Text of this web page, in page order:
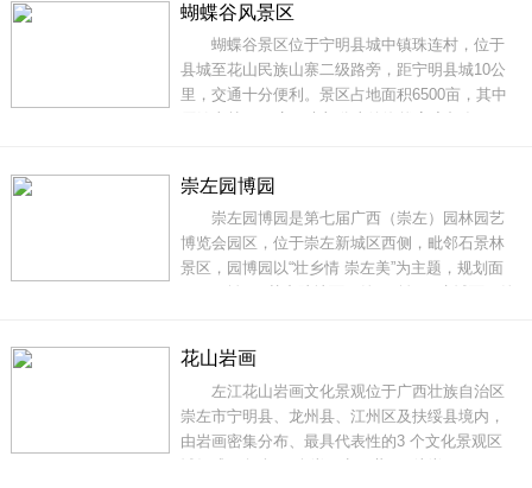
大拇指高高翘起。从侧面看，它上小下大，像一
方巨大的有把的官印。再走近些看，可以看清官
印印
蝴蝶谷风景区
蝴蝶谷景区位于宁明县城中镇珠连村，位于
县城至花山民族山寨二级路旁，距宁明县城10公
里，交通十分便利。景区占地面积6500亩，其中
被密布，春季满山遍野蝴蝶飞舞，秋季千亩红枫
令人赏心悦目。春季时节，蝴蝶谷内百花开满了
枝头，满山遍野
崇左园博园
崇左园博园是第七届广西（崇左）园林园艺
博览会园区，位于崇左新城区西侧，毗邻石景林
景区，园博园以“壮乡情 崇左美”为主题，规划面
个城市展园，北面和东面为公共展示区，包括崇
左主展馆、壮文化园和种植有柚木、黄花梨、沉
香、枧木
花山岩画
左江花山岩画文化景观位于广西壮族自治区
崇左市宁明县、龙州县、江州区及扶绥县境内，
由岩画密集分布、最具代表性的3 个文化景观区